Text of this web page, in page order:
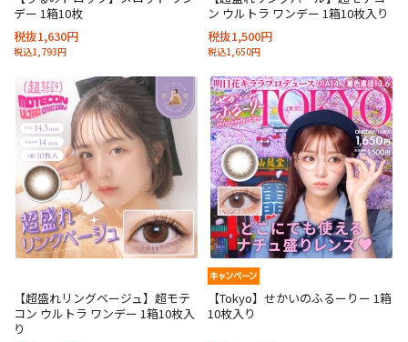
デー 1箱10枚
税抜1,630円
税込1,793円
ン ウルトラ ワンデー 1箱10枚入り
税抜1,500円
税込1,650円
【超盛れリングベージュ】超モテ
コン ウルトラ ワンデー 1箱10枚入
り
【Tokyo】せかいのふるーりー 1箱
10枚入り